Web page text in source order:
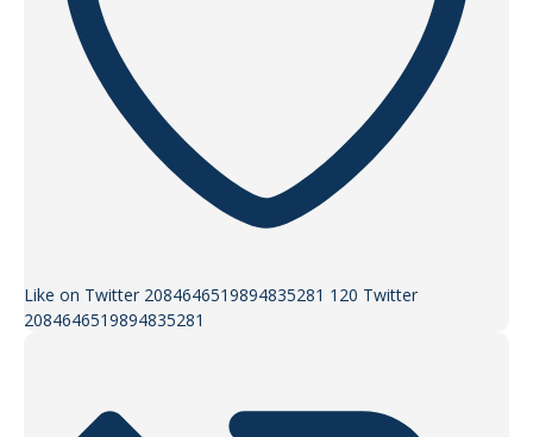
Like on Twitter 2084646519894835281 120 Twitter
2084646519894835281